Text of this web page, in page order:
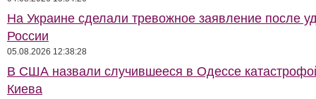
На Украине сделали тревожное заявление после
России
05.08.2026 12:38:28
В США назвали случившееся в Одессе
Киева